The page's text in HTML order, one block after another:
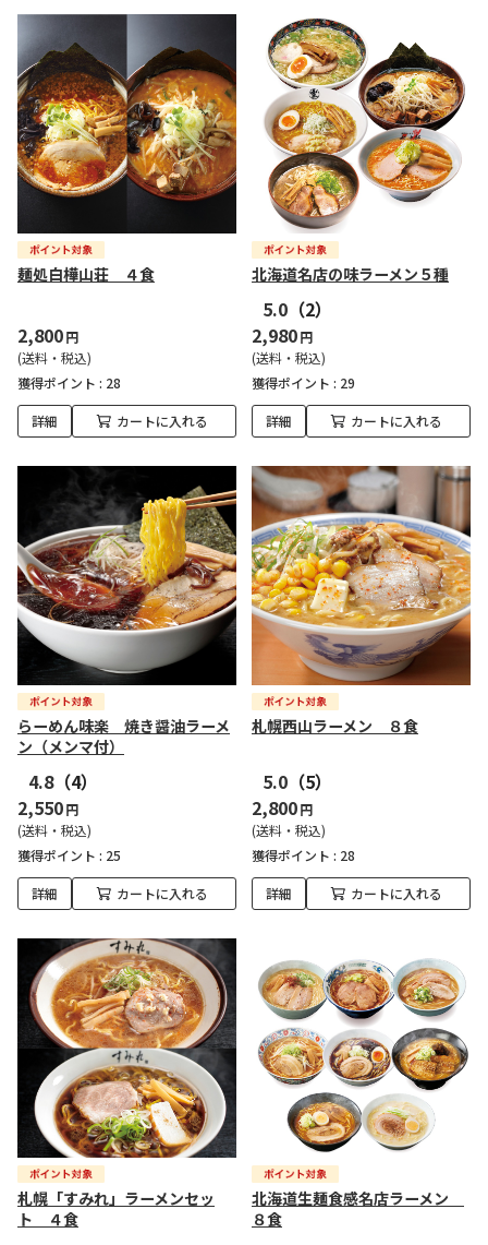
麺処白樺山荘 ４食
2,800円
(送料・税込)
獲得ポイント : 28
詳細 カートに入れる
北海道名店の味ラーメン５種
5.0 （2）
2,980円
(送料・税込)
獲得ポイント : 29
詳細 カートに入れる
らーめん味楽 焼き醤油ラーメ
ン（メンマ付）
4.8（4）
2,550円
(送料・税込)
獲得ポイント : 25
詳細 カートに入れる
札幌西山ラーメン ８食
5.0 （5）
2,800円
(送料・税込)
獲得ポイント : 28
詳細 カートに入れる
札幌「すみれ」ラーメンセッ
ト ４食
北海道生麺食感名店ラーメン
８食